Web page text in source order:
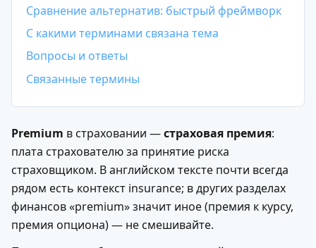
Сравнение альтернатив: быстрый фреймворк
С какими терминами связана тема
Вопросы и ответы
Связанные термины
Premium в страховании —страховая премия:
плата страхователю за принятие риска
страховщиком. В английском тексте почти всегда
рядом есть контекст insurance; в других разделах
финансов «premium» значит иное (премия к курсу,
премия опциона) — не смешивайте.